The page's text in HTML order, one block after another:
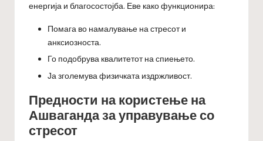
енергија и благосостојба. Еве како функционира:
Помага во намалување на стресот и
анксиозноста.
Го подобрува квалитетот на спиењето.
Ја зголемува физичката издржливост.
Предности на користење на
Ашваганда за управување со
стресот